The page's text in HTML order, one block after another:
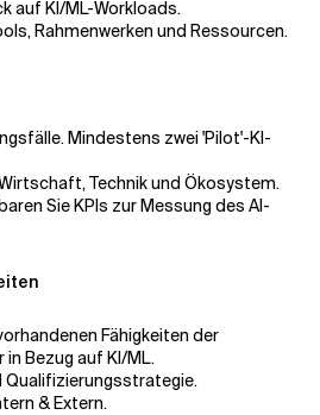
auf KI/ML-Workloads.
Rahmenwerken und Ressourcen.
Mindestens zwei 'Pilot'-KI-
Technik und Ökosystem.
Sie KPIs zur Messung des AI-
Fähigkeiten der
Bezug auf KI/ML.
& Extern.